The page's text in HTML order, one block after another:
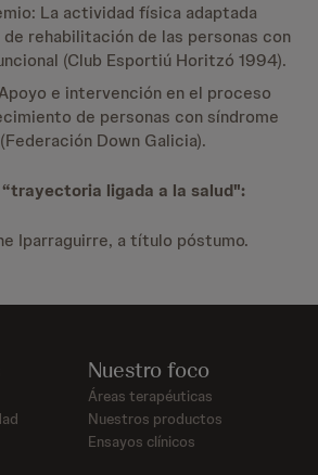
La actividad física adaptada
rehabilitación de las personas con
(Club Esportiú Horitzó 1994).
e intervención en el proceso
de personas con síndrome
Down Galicia).
ligada a la salud":
Iparraguirre, a título póstumo.
Nuestro foco
Áreas terapéuticas
Nuestros productos
Ensayos clínicos